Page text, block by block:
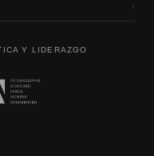
›
Y LIDERAZGO